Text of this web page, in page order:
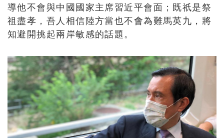
導他不會與中國國家主席習近平會面；既祇是祭
祖盡孝，吾人相信陸方當也不會為難馬英九，將
知避開挑起兩岸敏感的話題。